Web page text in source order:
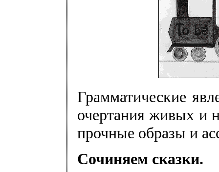
Грамматические
очертания живых и
прочные образы и
Сочиняем сказки.